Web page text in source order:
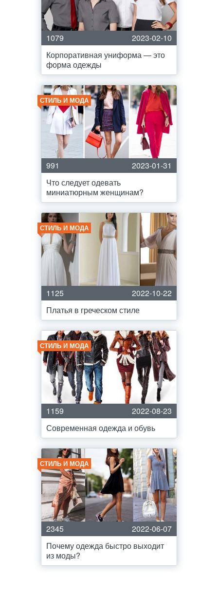
1079
2023-02-10
Корпоративная униформа — это
форма одежды
СТИЛЬ И МОДА
991
2023-01-31
Что следует одевать
миниатюрным женщинам?
СТИЛЬ И МОДА
1125
2022-10-22
Платья в греческом стиле
СТИЛЬ И МОДА
1159
2022-08-23
Современная одежда и обувь
СТИЛЬ И МОДА
2345
2022-06-07
Почему одежда быстро выходит
из моды?